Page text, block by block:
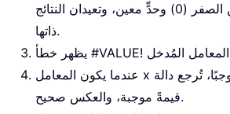
الخطأ المتكاملة بين الصفر (0) وحدٍّ معين، وتعيدان النتائج
ذاتها.
عندما يكون المعامل x موجبًا، تُرجع دالة ERF.PRECISE
قيمةً موجبة، والعكس صحيح.